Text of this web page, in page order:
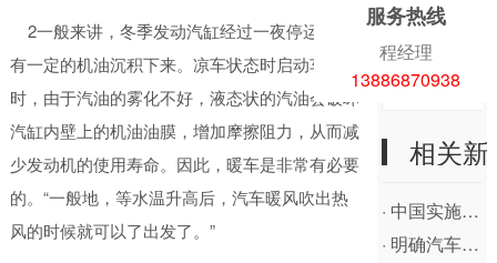
吸尘车
抑尘车
水罐消防车
泡沫消防车
2一般来讲，冬季发动汽缸经过一夜停运，会
有一定的机油沉积下来。凉车状态时启动车子
时，由于汽油的雾化不好，液态状的汽油会破坏
汽缸内壁上的机油油膜，增加摩擦阻力，从而减
少发动机的使用寿命。因此，暖车是非常有必要
的。“一般地，等水温升高后，汽车暖风吹出热
风的时候就可以了出发了。”
行业动态
客户案例
相关新
闻
· 中国实施燃油税改革的良机又现
· 明确汽车安全玻璃等产品强制性认证要求
服务热线
程经理
13886870938